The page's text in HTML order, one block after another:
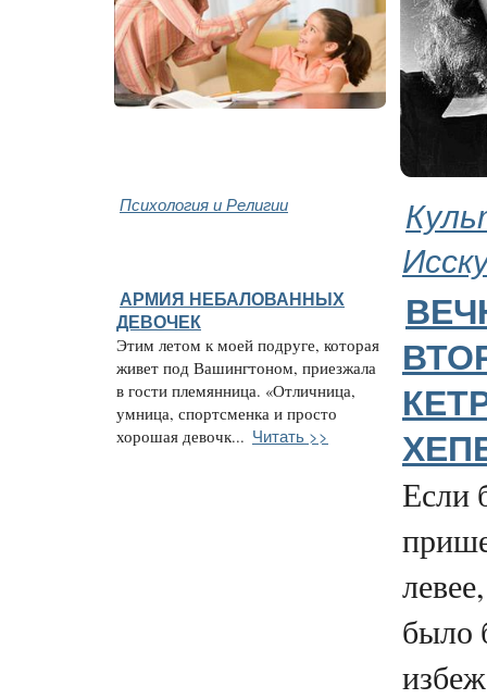
Психология и Религии
АРМИЯ НЕБАЛОВАННЫХ
ДЕВОЧЕК
Этим летом к моей подруге, которая
живет под Вашингтоном, приезжала
в гости племянница. «Отличница,
умница, спортсменка и просто
хорошая девочк... Читать >>
Если
было